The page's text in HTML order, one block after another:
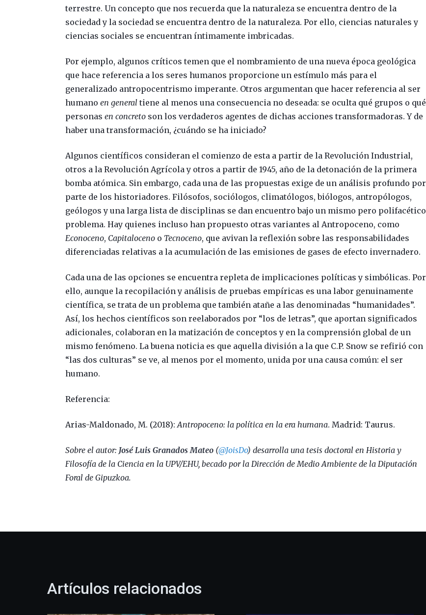
terrestre. Un concepto que nos recuerda que la naturaleza se encuentra dentro de la
sociedad y la sociedad se encuentra dentro de la naturaleza. Por ello, ciencias naturales y
ciencias sociales se encuentran íntimamente imbricadas.
Por ejemplo, algunos críticos temen que el nombramiento de una nueva época geológica
que hace referencia a los seres humanos proporcione un estímulo más para el
generalizado antropocentrismo imperante. Otros argumentan que hacer referencia al ser
humanoen general tiene al menos una consecuencia no deseada: se oculta qué grupos o qué
personasen concreto son los verdaderos agentes de dichas acciones transformadoras. Y de
haber una transformación, ¿cuándo se ha iniciado?
Algunos científicos consideran el comienzo de esta a partir de la Revolución Industrial,
otros a la Revolución Agrícola y otros a partir de 1945, año de la detonación de la primera
bomba atómica. Sin embargo, cada una de las propuestas exige de un análisis profundo por
parte de los historiadores. Filósofos, sociólogos, climatólogos, biólogos, antropólogos,
geólogos y una larga lista de disciplinas se dan encuentro bajo un mismo pero polifacético
problema. Hay quienes incluso han propuesto otras variantes al Antropoceno, como
Econoceno, Capitaloceno o Tecnoceno, que avivan la reflexión sobre las responsabilidades
diferenciadas relativas a la acumulación de las emisiones de gases de efecto invernadero.
Cada una de las opciones se encuentra repleta de implicaciones políticas y simbólicas. Por
ello, aunque la recopilación y análisis de pruebas empíricas es una labor genuinamente
científica, se trata de un problema que también atañe a las denominadas “humanidades”.
Así, los hechos científicos son reelaborados por “los de letras”, que aportan significados
adicionales, colaboran en la matización de conceptos y en la comprensión global de un
mismo fenómeno. La buena noticia es que aquella división a la que C.P. Snow se refirió con
“las dos culturas” se ve, al menos por el momento, unida por una causa común: el ser
humano.
Referencia:
Arias-Maldonado, M. (2018):Antropoceno: la política en la era humana. Madrid: Taurus.
Sobre el autor: José Luis Granados Mateo (@JoisDo) desarrolla una tesis doctoral en Historia y
Filosofía de la Ciencia en la UPV/EHU, becado por la Dirección de Medio Ambiente de la Diputación
Foral de Gipuzkoa.
Artículos relacionados